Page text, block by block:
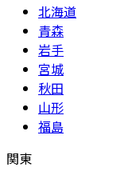
北海道
青森
岩手
宮城
秋田
山形
福島
関東